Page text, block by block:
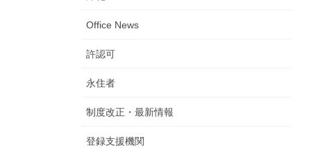
Office News
許認可
永住者
制度改正・最新情報
登録支援機関